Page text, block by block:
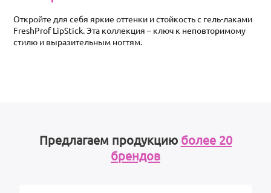
Откройте для себя яркие оттенки и стойкость с гель-лаками
FreshProf LipStick. Эта коллекция – ключ к неповторимому
стилю и выразительным ногтям.
Предлагаем продукцию более 20
брендов